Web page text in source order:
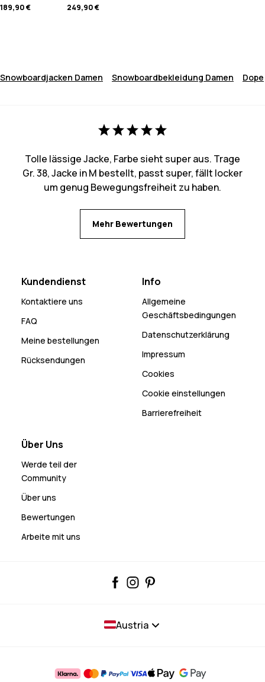
189,90 €
249,90 €
Snowboardjacken Damen Snowboardbekleidung Damen Dope
Tolle lässige Jacke, Farbe sieht super aus. Trage
Gr. 38, Jacke in M bestellt, passt super, fällt locker
um genug Bewegungsfreiheit zu haben.
Mehr Bewertungen
Kundendienst
Kontaktiere uns
FAQ
Meine bestellungen
Rücksendungen
Info
Allgemeine
Geschäftsbedingungen
Datenschutzerklärung
Impressum
Cookies
Cookie einstellungen
Barrierefreiheit
Über Uns
Werde teil der
Community
Über uns
Bewertungen
Arbeite mit uns
Austria